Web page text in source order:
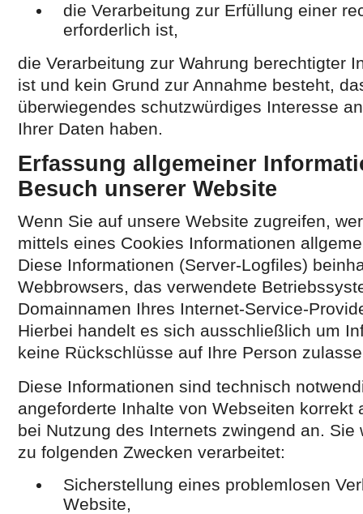
die Verarbeitung zur Erfüllung einer
erforderlich ist,
die Verarbeitung zur Wahrung berechtigter
ist und kein Grund zur Annahme besteht,
überwiegendes schutzwürdiges Interesse
Ihrer Daten haben.
Erfassung allgemeiner
Besuch unserer Website
Wenn Sie auf unsere Website zugreifen,
mittels eines Cookies Informationen
Diese Informationen (Server-Logfiles)
Webbrowsers, das verwendete
Domainnamen Ihres Internet-Service-
Hierbei handelt es sich ausschließlich um
keine Rückschlüsse auf Ihre Person
Diese Informationen sind technisch
angeforderte Inhalte von Webseiten korrekt
bei Nutzung des Internets zwingend an. Sie
zu folgenden Zwecken verarbeitet:
Sicherstellung eines problemlosen
Website,